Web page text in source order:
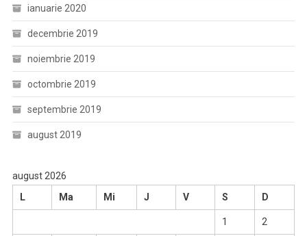
ianuarie 2020
decembrie 2019
noiembrie 2019
octombrie 2019
septembrie 2019
august 2019
august 2026
L
Ma Mi J V S D
1 2